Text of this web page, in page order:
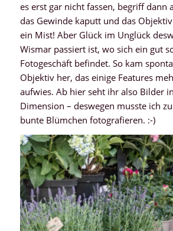
es erst gar nicht fassen, begriff dann
das Gewinde kaputt und das
ein Mist! Aber Glück im Unglück
Wismar passiert ist, wo sich ein gut
Fotogeschäft befindet. So kam
Objektiv her, das einige Features
aufwies. Ab hier seht ihr also Bilder
Dimension – deswegen musste ich
bunte Blümchen fotografieren. :-)